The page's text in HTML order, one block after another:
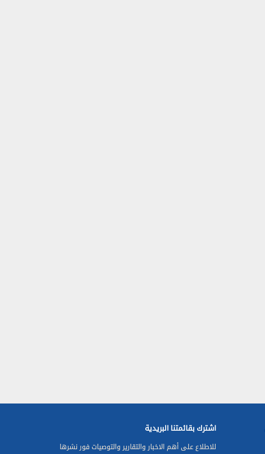
اشترك بقائمتنا البريدية
للاطلاع على أهم الاخبار والتقارير والتوصيات فور نشرها